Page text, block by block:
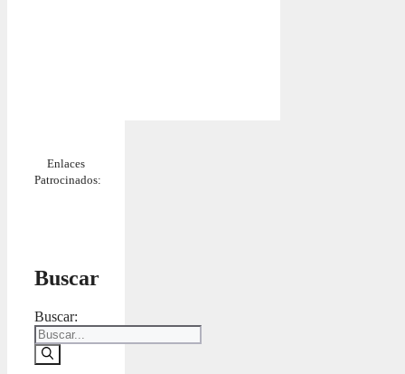
Enlaces
Patrocinados:
Buscar
Buscar: